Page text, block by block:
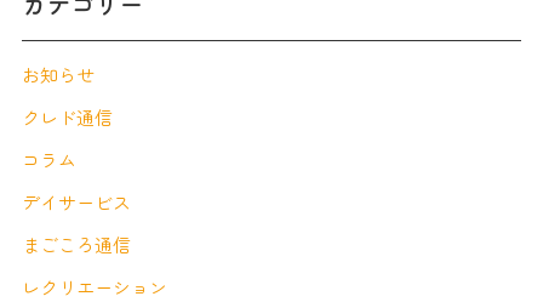
お知らせ
クレド通信
コラム
デイサービス
まごころ通信
レクリエーション